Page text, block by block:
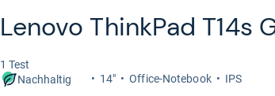
Lenovo Think­Pad T14s
1 Test
Nachhaltig
14" Office-​Note­book IPS